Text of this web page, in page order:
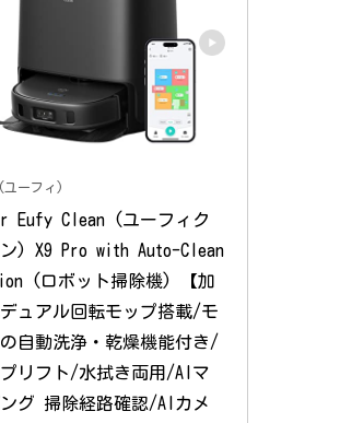
ユーフィ)
Eufy Clean (ユーフィク
ン) X9 Pro with Auto-Clean
(ロボット掃除機) 【加
ュアル回転モップ搭載/モ
自動洗浄・乾燥機能付き/
リフト/水拭き両用/AIマ
ング 掃除経路確認/AIカメ